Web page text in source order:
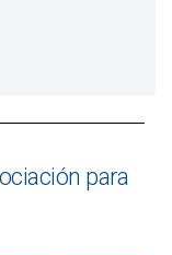
para